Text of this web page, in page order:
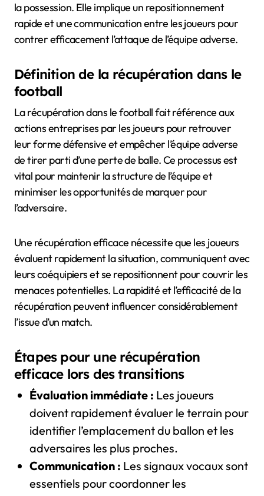
la possession. Elle implique un repositionnement
rapide et une communication entre les joueurs pour
contrer efficacement l’attaque de l’équipe adverse.
Définition de la récupération dans le
football
La récupération dans le football fait référence aux
actions entreprises par les joueurs pour retrouver
leur forme défensive et empêcher l’équipe adverse
de tirer parti d’une perte de balle. Ce processus est
vital pour maintenir la structure de l’équipe et
minimiser les opportunités de marquer pour
l’adversaire.
Une récupération efficace nécessite que les joueurs
évaluent rapidement la situation, communiquent avec
leurs coéquipiers et se repositionnent pour couvrir les
menaces potentielles. La rapidité et l’efficacité de la
récupération peuvent influencer considérablement
l’issue d’un match.
Étapes pour une récupération
efficace lors des transitions
Évaluation immédiate : Les joueurs
doivent rapidement évaluer le terrain pour
identifier l’emplacement du ballon et les
adversaires les plus proches.
Communication : Les signaux vocaux sont
essentiels pour coordonner les